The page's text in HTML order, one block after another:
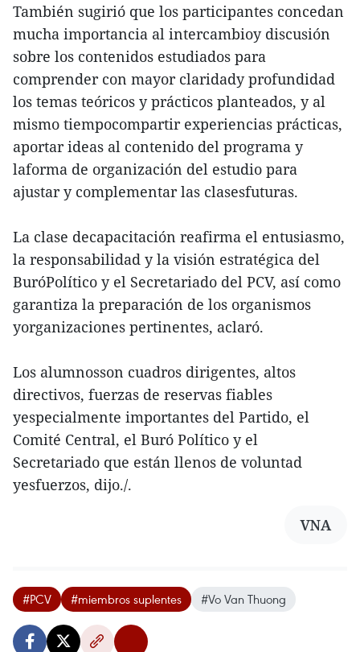
También sugirió que los participantes concedan
mucha importancia al intercambioy discusión
sobre los contenidos estudiados para
comprender con mayor claridady profundidad
los temas teóricos y prácticos planteados, y al
mismo tiempocompartir experiencias prácticas,
aportar ideas al contenido del programa y
laforma de organización del estudio para
ajustar y complementar las clasesfuturas.
La clase decapacitación reafirma el entusiasmo,
la responsabilidad y la visión estratégica del
BuróPolítico y el Secretariado del PCV, así como
garantiza la preparación de los organismos
yorganizaciones pertinentes, aclaró.
Los alumnosson cuadros dirigentes, altos
directivos, fuerzas de reservas fiables
yespecialmente importantes del Partido, el
Comité Central, el Buró Político y el
Secretariado que están llenos de voluntad
yesfuerzos, dijo./.
VNA
#PCV #miembros suplentes #Vo Van Thuong